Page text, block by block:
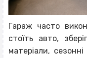
Гараж часто
стоїть авто,
матеріали,